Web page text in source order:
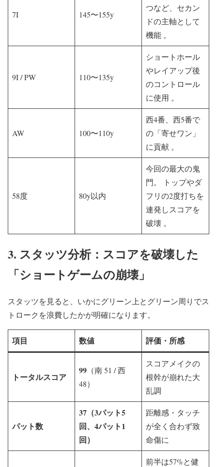
7I 145〜155y
つなど、セカン
ドの主軸として
機能 。
9I / PW 110〜135y
ショートホール
やレイアップ後
のコントロール
に使用 。
AW 100〜110y
西4番、西5番で
の「寄せワン」
に貢献 。
58度 80y以内
今回の最大の鬼
門。 トップやダ
フリの2度打ちを
連発しスコアを
破壊 。
3. スタッツ分析：スコアを破壊した
「ショートゲームの崩壊」
スタッツを見ると、いかにグリーン上とグリーン周りでス
トロークを浪費したかが明確になります。
項目 数値 評価・所感
トータルスコア
99 （南 51 / 西
48）
スコアメイクの
根幹が崩れた大
乱調
パット数
37 （3パット5
回、4パット1
回）
距離感・タッチ
が全く合わず致
命傷に
前半は57%と健